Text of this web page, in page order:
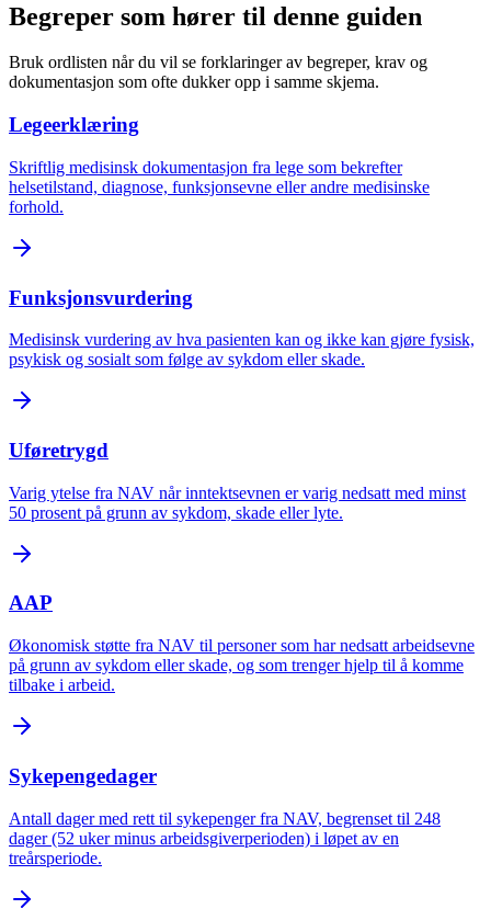
Begreper som hører til denne guiden
Bruk ordlisten når du vil se forklaringer av begreper, krav og
dokumentasjon som ofte dukker opp i samme skjema.
Legeerklæring
Skriftlig medisinsk dokumentasjon fra lege som bekrefter
helsetilstand, diagnose, funksjonsevne eller andre medisinske
forhold.
Funksjonsvurdering
Medisinsk vurdering av hva pasienten kan og ikke kan gjøre fysisk,
psykisk og sosialt som følge av sykdom eller skade.
Uføretrygd
Varig ytelse fra NAV når inntektsevnen er varig nedsatt med minst
50 prosent på grunn av sykdom, skade eller lyte.
AAP
Økonomisk støtte fra NAV til personer som har nedsatt arbeidsevne
på grunn av sykdom eller skade, og som trenger hjelp til å komme
tilbake i arbeid.
Sykepengedager
Antall dager med rett til sykepenger fra NAV, begrenset til 248
dager (52 uker minus arbeidsgiverperioden) i løpet av en
treårsperiode.